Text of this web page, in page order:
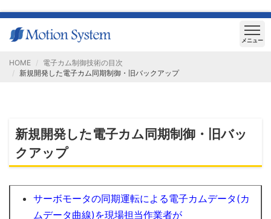
メニュー
HOME
電子カム制御技術の目次
新規開発した電子カム同期制御・旧バックアップ
新規開発した電子カム同期制御・旧バッ
クアップ
サーボモータの同期運転による電子カムデータ(カ
ムデータ曲線)を現場担当作業者が